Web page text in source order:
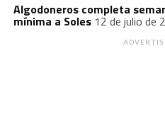
Algodoneros completa
mínima a Soles 12 de julio de